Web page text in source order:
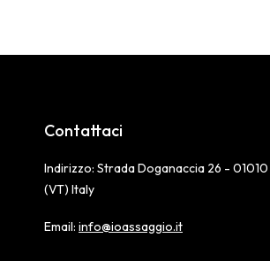
Contattaci
Indirizzo: Strada Doganaccia 26 -
(VT) Italy
Email: info@ioassaggio.it